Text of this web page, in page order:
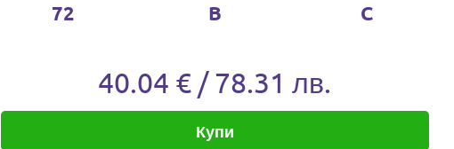
72 B C
40.04 € / 78.31 лв.
Купи